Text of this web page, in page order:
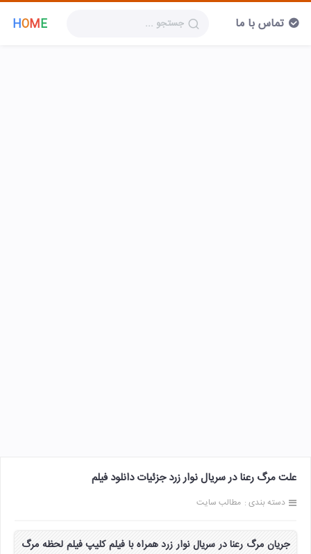
HOME تماس با ما
علت مرگ رعنا در سریال نوار زرد جزئیات دانلود فیلم
دسته بندی : مطالب سایت
جریان مرگ رعنا در سریال نوار زرد همراه با فیلم کلیپ فیلم لحظه مرگ